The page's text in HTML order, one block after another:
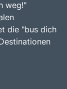
weg!"
die "bus dich